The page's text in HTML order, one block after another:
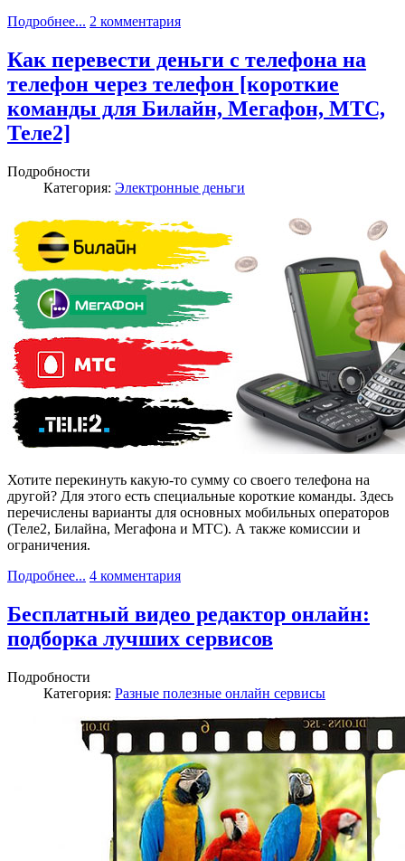
Подробнее... 2 комментария
Как перевести деньги с телефона на
телефон через телефон [короткие
команды для Билайн, Мегафон, МТС,
Теле2]
Подробности
Категория: Электронные деньги
Хотите перекинуть какую-то сумму со своего телефона на
другой? Для этого есть специальные короткие команды. Здесь
перечислены варианты для основных мобильных операторов
(Теле2, Билайна, Мегафона и МТС). А также комиссии и
ограничения.
Подробнее... 4 комментария
Бесплатный видео редактор онлайн:
подборка лучших сервисов
Подробности
Категория: Разные полезные онлайн сервисы